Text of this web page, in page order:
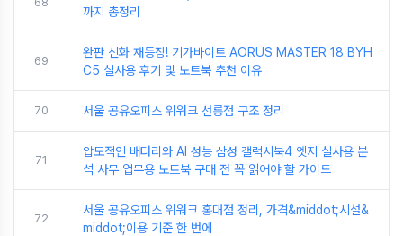
까지 총정리
69
완판 신화 재등장! 기가바이트 AORUS MASTER 18 BYH
C5 실사용 후기 및 노트북 추천 이유
70 서울 공유오피스 위워크 선릉점 구조 정리
71
압도적인 배터리와 AI 성능 삼성 갤럭시북4 엣지 실사용 분
석 사무 업무용 노트북 구매 전 꼭 읽어야 할 가이드
72
서울 공유오피스 위워크 홍대점 정리, 가격&middot;시설&
middot;이용 기준 한 번에